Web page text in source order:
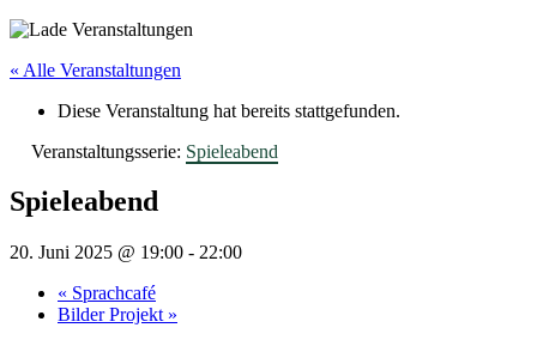
« Alle Veranstaltungen
Diese Veranstaltung hat bereits stattgefunden.
Veranstaltungsserie: Spieleabend
Spieleabend
20. Juni 2025 @ 19:00 - 22:00
« Sprachcafé
Bilder Projekt »